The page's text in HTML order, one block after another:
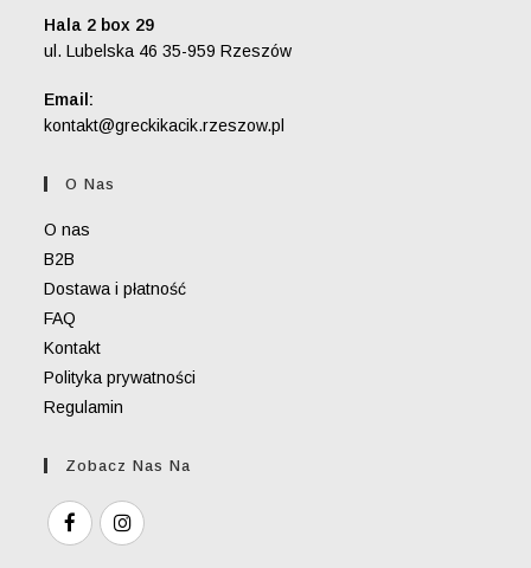
Hala 2 box 29
ul. Lubelska 46 35-959 Rzeszów
Email:
kontakt@greckikacik.rzeszow.pl
O Nas
O nas
B2B
Dostawa i płatność
FAQ
Kontakt
Polityka prywatności
Regulamin
Zobacz Nas Na